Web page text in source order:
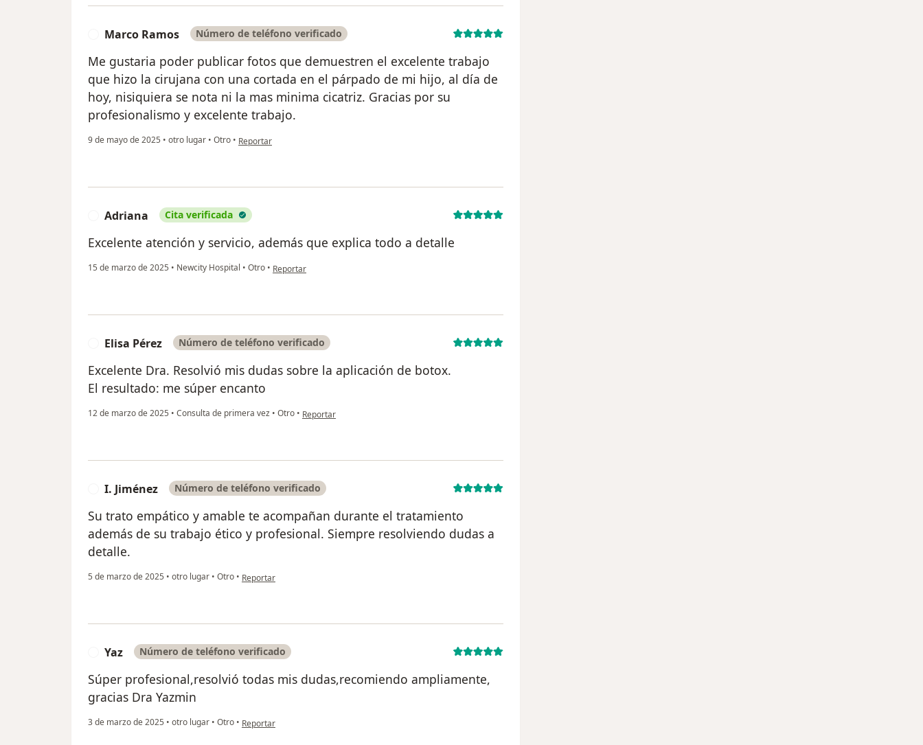
Marco Ramos Número de teléfono verificado
Me gustaria poder publicar fotos que demuestren el excelente trabajo
que hizo la cirujana con una cortada en el párpado de mi hijo, al día de
hoy, nisiquiera se nota ni la mas minima cicatriz. Gracias por su
profesionalismo y excelente trabajo.
9 de mayo de 2025 • otro lugar • Otro • en opinión del usuario Marco Ramos
Reportar
Adriana Cita verificada
Excelente atención y servicio, además que explica todo a detalle
15 de marzo de 2025 • Newcity Hospital • Otro • en opinión del usuario Adriana
Reportar
Elisa Pérez Número de teléfono verificado
Excelente Dra. Resolvió mis dudas sobre la aplicación de botox.
El resultado: me súper encanto
12 de marzo de 2025 • Consulta de primera vez • Otro • en opinión del usuario Elisa Pérez
Reportar
I. Jiménez Número de teléfono verificado
Su trato empático y amable te acompañan durante el tratamiento
además de su trabajo ético y profesional. Siempre resolviendo dudas a
detalle.
5 de marzo de 2025 • otro lugar • Otro • en opinión del usuario I. Jiménez
Reportar
Yaz Número de teléfono verificado
Súper profesional,resolvió todas mis dudas,recomiendo ampliamente,
gracias Dra Yazmin
3 de marzo de 2025 • otro lugar • Otro • en opinión del usuario Yaz
Reportar